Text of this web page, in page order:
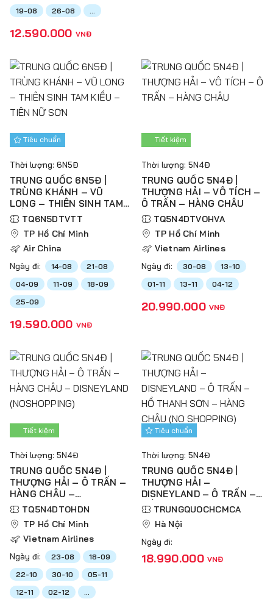
19-08
26-08 ...
12.590.000 VNĐ
Tiêu chuẩn
Thời lượng: 6N5Đ
TRUNG QUỐC 6N5Đ |
TRÙNG KHÁNH – VŨ
LONG – THIÊN SINH TAM
KIỀU – TIÊN NỮ SƠN
TQ6N5DTVTT
TP Hồ Chí Minh
Air China
Ngày đi: 14-08
21-08
04-09
11-09
18-09
25-09
19.590.000 VNĐ
Tiết kiệm
Thời lượng: 5N4Đ
TRUNG QUỐC 5N4Đ |
THƯỢNG HẢI – VÔ TÍCH –
Ô TRẤN – HÀNG CHÂU
TQ5N4DTVOHVA
TP Hồ Chí Minh
Vietnam Airlines
Ngày đi: 30-08
13-10
01-11
13-11 04-12
20.990.000 VNĐ
Tiết kiệm
Thời lượng: 5N4Đ
TRUNG QUỐC 5N4Đ |
THƯỢNG HẢI – Ô TRẤN –
HÀNG CHÂU –
DISNEYLAND
(NOSHOPPING)
TQ5N4DTOHDN
TP Hồ Chí Minh
Vietnam Airlines
Ngày đi: 23-08
18-09
22-10
30-10
05-11
12-11
02-12 ...
Tiêu chuẩn
Thời lượng: 5N4Đ
TRUNG QUỐC 5N4Đ |
THƯỢNG HẢI –
DISNEYLAND – Ô TRẤN –
HỒ THANH SƠN – HÀNG
CHÂU (NO SHOPPING)
TRUNGQUOCHCMCA
Hà Nội
Ngày đi:
18.990.000 VNĐ